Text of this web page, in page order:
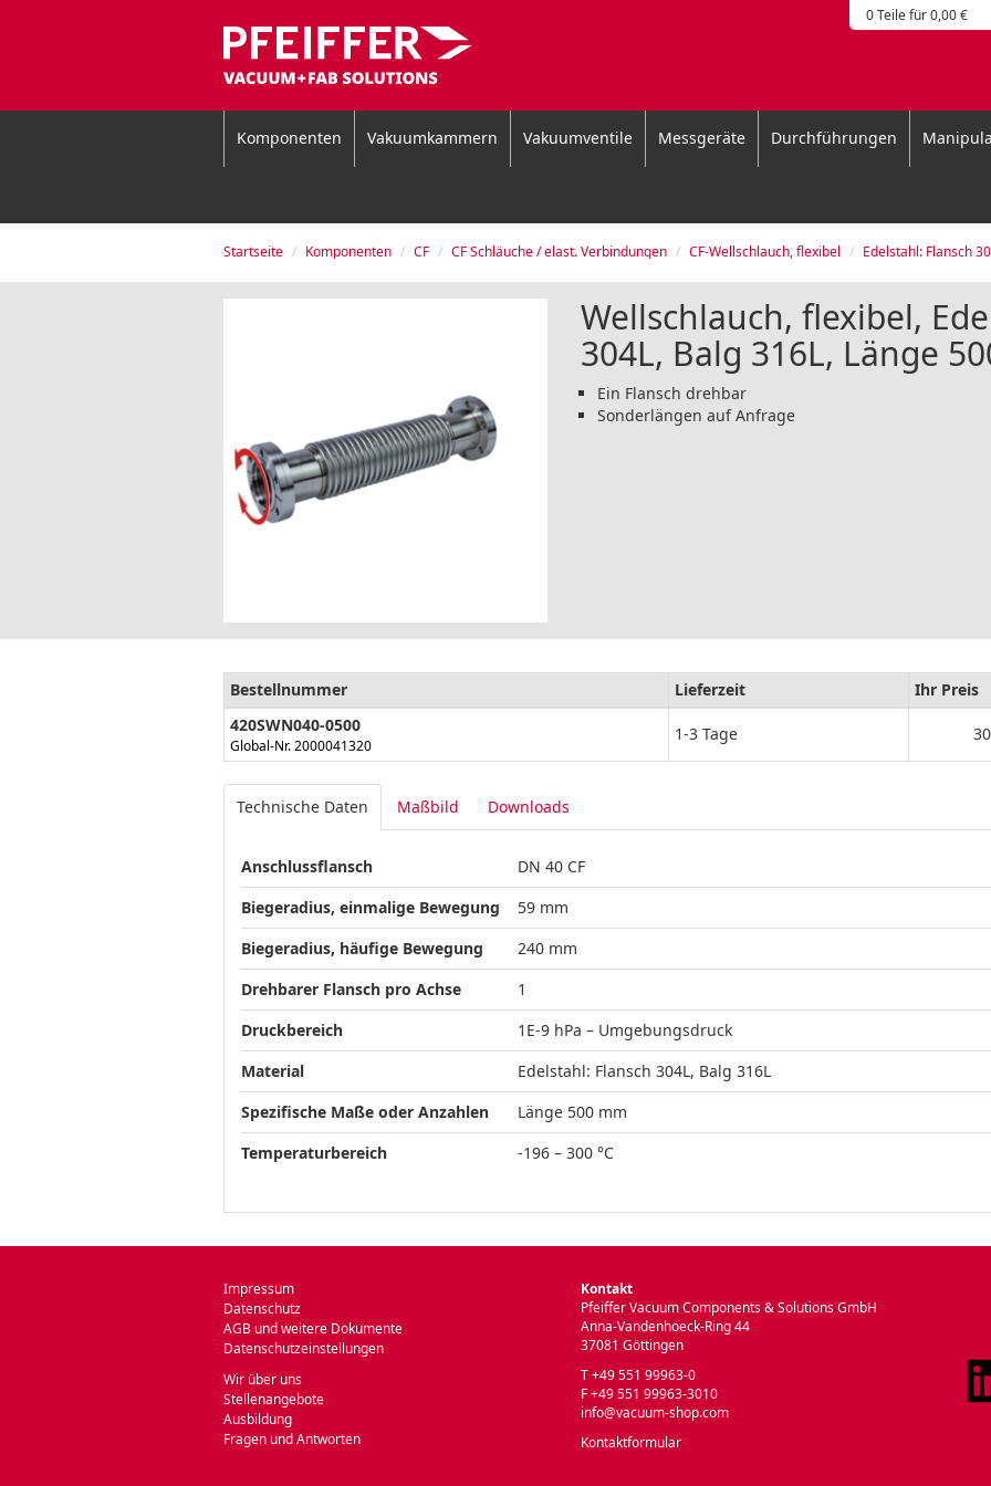
0 Teile für 0,00 €
Komponenten Vakuumkammern Vakuumventile Messgeräte Durchführungen
Startseite Komponenten CF CF Schläuche / elast. Verbindungen CF-Wellschlauch, flexibel Edelstahl: Flansch
Wellschlauch, flexibel,
304L, Balg 316L, Länge
Ein Flansch drehbar
Sonderlängen auf Anfrage
Bestellnummer Lieferzeit Ihr Preis
420SWN040-0500
Global-Nr. 2000041320
1-3 Tage
Technische Daten Maßbild Downloads
Anschlussflansch
DN 40 CF
Biegeradius, einmalige Bewegung
59 mm
Biegeradius, häufige Bewegung
240 mm
Drehbarer Flansch pro Achse
1
Druckbereich
1E-9 hPa – Umgebungsdruck
Material
Edelstahl: Flansch 304L, Balg 316L
Spezifische Maße oder Anzahlen
Länge 500 mm
Temperaturbereich
-196 – 300 °C
Impressum
Datenschutz
AGB und weitere Dokumente
Datenschutzeinstellungen
Wir über uns
Stellenangebote
Ausbildung
Fragen und Antworten
Kontakt
Pfeiffer Vacuum Components & Solutions GmbH
Anna-Vandenhoeck-Ring 44
37081 Göttingen
T +49 551 99963-0
F +49 551 99963-3010
info@vacuum-shop.com
Kontaktformular